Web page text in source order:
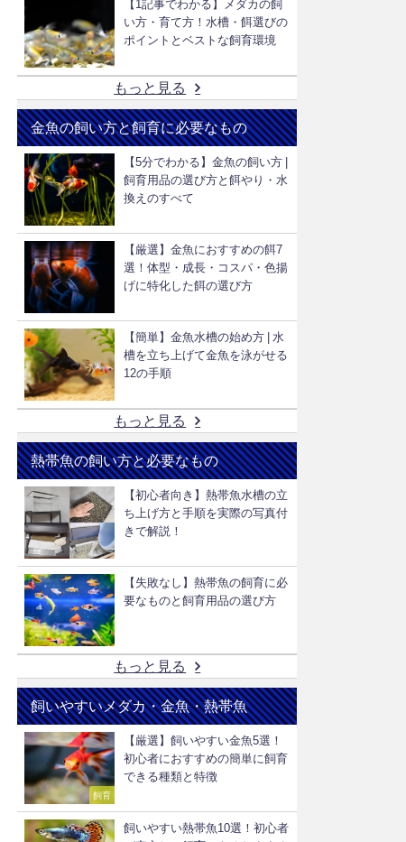
【1記事でわかる】メダカの飼
い方・育て方！水槽・餌選びの
ポイントとベストな飼育環境
もっと見る
金魚の飼い方と飼育に必要なもの
【5分でわかる】金魚の飼い方 |
飼育用品の選び方と餌やり・水
換えのすべて
【厳選】金魚におすすめの餌7
選！体型・成長・コスパ・色揚
げに特化した餌の選び方
【簡単】金魚水槽の始め方 | 水
槽を立ち上げて金魚を泳がせる
12の手順
もっと見る
熱帯魚の飼い方と必要なもの
【初心者向き】熱帯魚水槽の立
ち上げ方と手順を実際の写真付
きで解説！
【失敗なし】熱帯魚の飼育に必
要なものと飼育用品の選び方
もっと見る
飼いやすいメダカ・金魚・熱帯魚
飼育
【厳選】飼いやすい金魚5選！
初心者におすすめの簡単に飼育
できる種類と特徴
飼いやすい熱帯魚10選！初心者